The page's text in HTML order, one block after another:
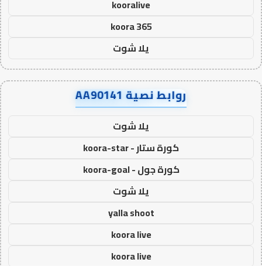
kooralive
koora 365
يلا شوت
روابط نصية AA90141
يلا شوت
كورة ستار - koora-star
كورة جول - koora-goal
يلا شوت
yalla shoot
koora live
koora live